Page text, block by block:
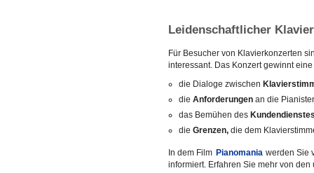
Leidenschaftlicher
Für Besucher von Klavierkonzerten
interessant. Das Konzert gewinnt
die Dialoge zwischen
dieAnforderungen an die
das Bemühen des
dieGrenzen, die dem
In dem Film Pianomania werden Sie
informiert. Erfahren Sie mehr von